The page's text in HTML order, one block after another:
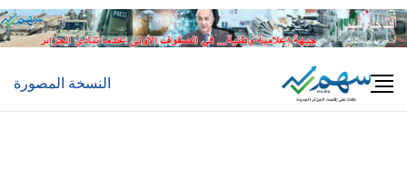
Skip
to
النسخة المصورة